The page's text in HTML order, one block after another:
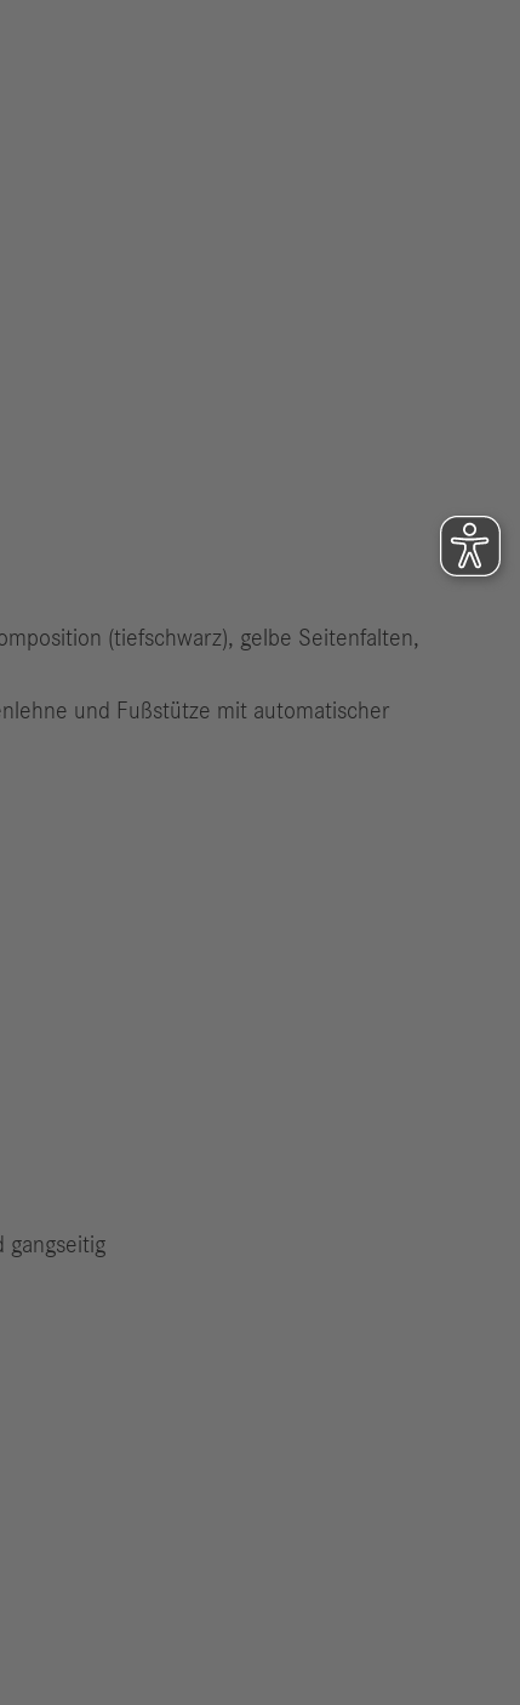
(tiefschwarz), gelbe Seitenfalten,
und Fußstütze mit automatischer
gangseitig